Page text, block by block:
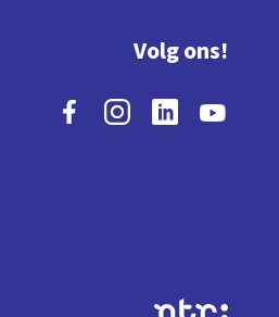
Volg ons!